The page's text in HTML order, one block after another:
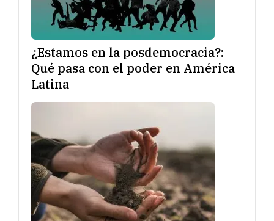
¿Estamos en la posdemocracia?:
Qué pasa con el poder en América
Latina